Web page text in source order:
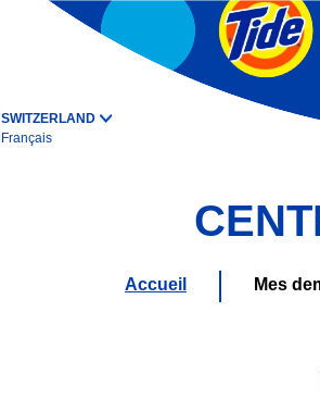
SWITZERLAND
Français
Accueil Mes